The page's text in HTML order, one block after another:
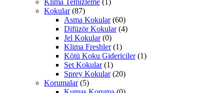
Klima Temizleme (1)
Kokular (87)
Asma Kokular (60)
Difüzör Kokular (4)
Jel Kokular (0)
Klima Freshler (1)
Kötü Koku Gidericiler (1)
Set Kokular (1)
Sprey Kokular (20)
Korumalar (5)